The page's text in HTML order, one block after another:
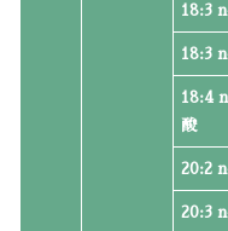
18:3
18:3
18:4
酸
20:2
20:3